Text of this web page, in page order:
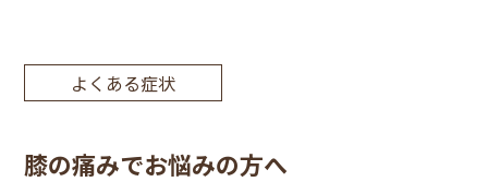
よくある症状
膝の痛みでお悩みの方へ